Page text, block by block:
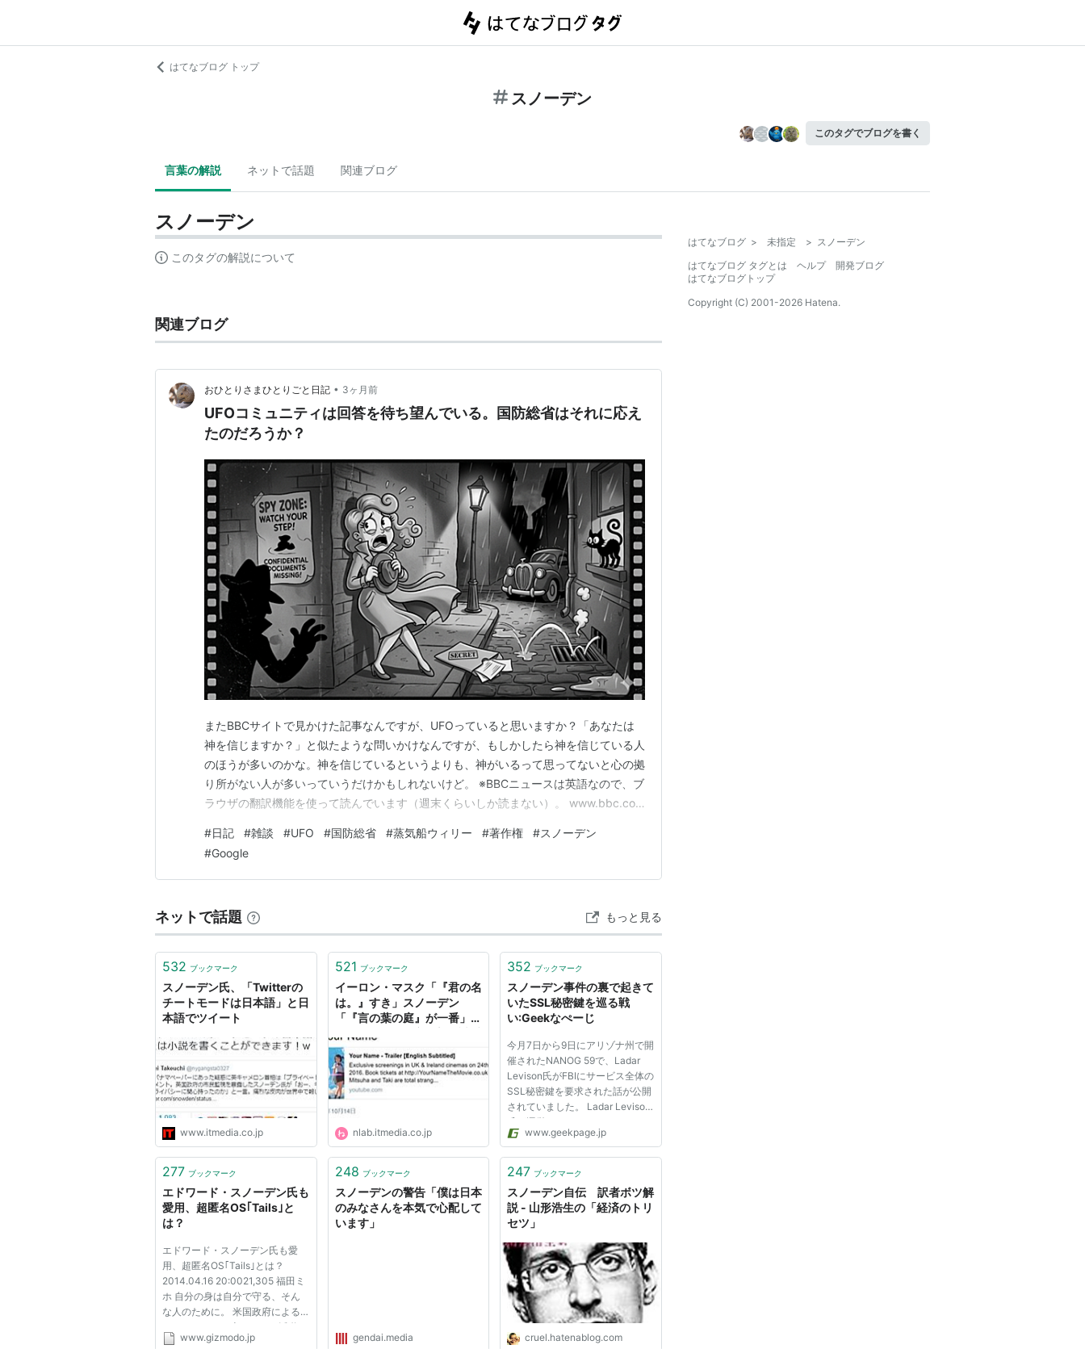
はてなブログ トップ
スノーデン
このタグでブログを書く
言葉の解説 ネットで話題 関連ブログ
スノーデン
このタグの解説について
関連ブログ
おひとりさまひとりごと日記 • 3ヶ月前
UFOコミュニティは回答を待ち望んでいる。国防総省はそれに応え
たのだろうか？
またBBCサイトで見かけた記事なんですが、UFOっていると思いますか？「あなたは
神を信じますか？」と似たような問いかけなんですが、もしかしたら神を信じている人
のほうが多いのかな。神を信じているというよりも、神がいるって思ってないと心の拠
り所がない人が多いっていうだけかもしれないけど。 ※BBCニュースは英語なので、ブ
ラウザの翻訳機能を使って読んでいます（週末くらいしか読まない）。 www.bbc.com
「遺体」や「接触の証拠」は含まれておらず、UFOコミュニティからすると「すでに
知っていること」の再確認にすぎないとの…
#日記 #雑談 #UFO #国防総省 #蒸気船ウィリー #著作権 #スノーデン
#Google
ネットで話題 もっと見る
532 ブックマーク
スノーデン氏、「Twitterの
チートモードは日本語」と日
本語でツイート
www.itmedia.co.jp
521 ブックマーク
イーロン・マスク「『君の名
は。』すき」スノーデン
「『言の葉の庭』が一番」
を告白 本人に届く - ねとら
ぼ
nlab.itmedia.co.jp
352 ブックマーク
スノーデン事件の裏で起きて
いたSSL秘密鍵を巡る戦
い:Geekなぺーじ
今月7日から9日にアリゾナ州で開
催されたNANOG 59で、Ladar
Levison氏がFBIにサービス全体の
SSL秘密鍵を要求された話が公開
されていました。 Ladar Levison
氏が運営していた、Lavabitとい
う電子メールサービスはスノーデ
鎖されています。 閉鎖時には詳
が語...
www.geekpage.jp
277 ブックマーク
エドワード・スノーデン氏も
愛用、超匿名OS｢Tails｣と
は？
エドワード・スノーデン氏も愛
用、超匿名OS｢Tails｣とは？
2014.04.16 20:0021,305 福田ミ
ホ 自分の身は自分で守る、そん
な人のために。 米国政府による
インターネット上のスパイ活動を
告発したエドワード・スノーデン
www.gizmodo.jp
248 ブックマーク
スノーデンの警告「僕は日本
のみなさんを本気で心配して
います」
gendai.media
247 ブックマーク
スノーデン自伝 訳者ボツ解
説 - 山形浩生の「経済のトリ
セツ」
cruel.hatenablog.com
はてなブログ > 未指定 > スノーデン
はてなブログ タグとは
ヘルプ
開発ブログ
はてなブログトップ
Copyright (C) 2001-2026 Hatena.